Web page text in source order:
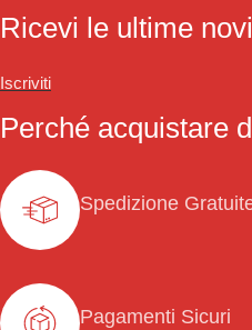
Ricevi le ultime
Iscriviti
Perché acquistare
Spedizione
Pagamenti Sicuri